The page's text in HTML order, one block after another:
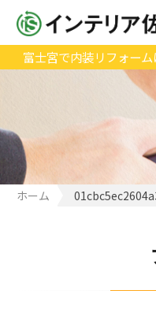
富士宮で内装リフォー
ホーム